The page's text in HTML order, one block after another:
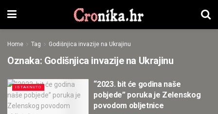
Home Tag Godišnjica invazije na Ukrajinu
Oznaka: Godišnjica invazije na Ukrajinu
ISTAKNUTO
“2023. bit će godina naše
pobjede” poruka je Zelenskog
povodom obljetnice